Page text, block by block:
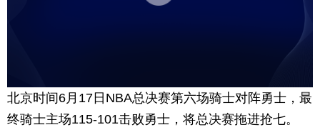
北京时间6月17日NBA总决赛第六场骑士对阵勇士，最
终骑士主场115-101击败勇士，将总决赛拖进抢七。